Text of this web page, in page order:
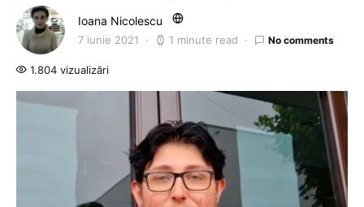
Ioana Nicolescu
7 iunie 2021 1 minute read No comments
1.804 vizualizări